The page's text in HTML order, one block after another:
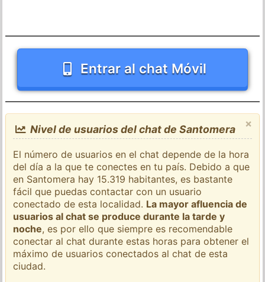
Entrar al chat Móvil
×
Nivel de usuarios del chat de Santomera
El número de usuarios en el chat depende de la hora
del día a la que te conectes en tu país. Debido a que
en Santomera hay 15.319 habitantes, es bastante
fácil que puedas contactar con un usuario
conectado de esta localidad. La mayor afluencia de
usuarios al chat se produce durante la tarde y
noche, es por ello que siempre es recomendable
conectar al chat durante estas horas para obtener el
máximo de usuarios conectados al chat de esta
ciudad.